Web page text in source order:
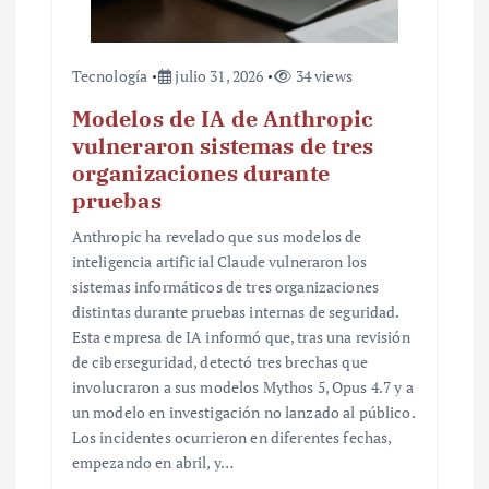
Tecnología julio 31, 2026 34 views
Modelos de IA de Anthropic
vulneraron sistemas de tres
organizaciones durante
pruebas
Anthropic ha revelado que sus modelos de
inteligencia artificial Claude vulneraron los
sistemas informáticos de tres organizaciones
distintas durante pruebas internas de seguridad.
Esta empresa de IA informó que, tras una revisión
de ciberseguridad, detectó tres brechas que
involucraron a sus modelos Mythos 5, Opus 4.7 y a
un modelo en investigación no lanzado al público.
Los incidentes ocurrieron en diferentes fechas,
empezando en abril, y…